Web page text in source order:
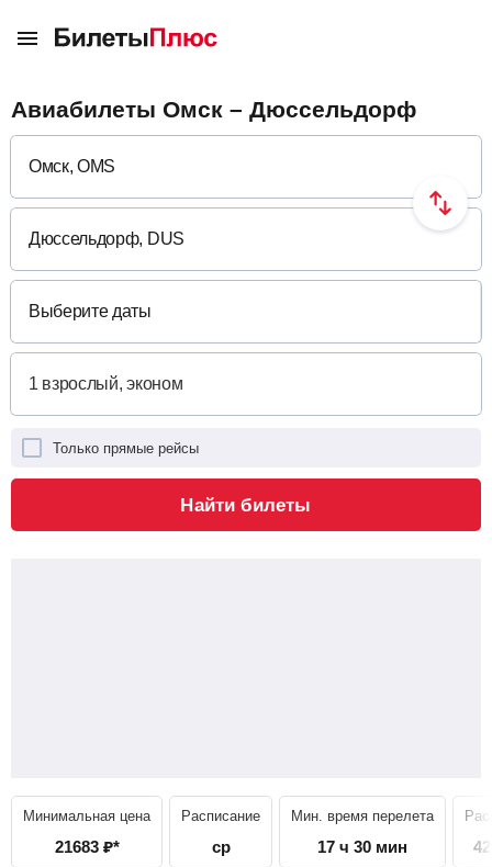
Авиабилеты Омск – Дюссельдорф
Выберите даты
Только прямые рейсы
Найти билеты
Минимальная цена
21683 ₽*
Расписание
ср
Мин. время перелета
17 ч 30 мин